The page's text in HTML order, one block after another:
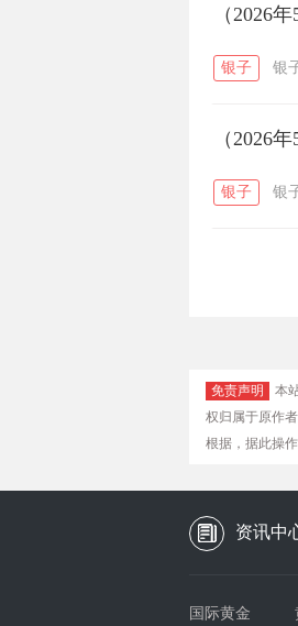
（2026
银子 银
（2026
银子 银
免责声明
本
权归属于原作
根据，据此操作
资讯中
国际黄金